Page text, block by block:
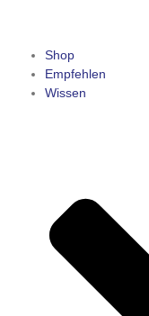
Shop
Empfehlen
Wissen